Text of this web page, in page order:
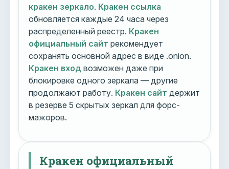
кракен зеркало. Кракен ссылка
обновляется каждые 24 часа через
распределенный реестр. Кракен
официальный сайт рекомендует
сохранять основной адрес в виде .onion.
Кракен вход возможен даже при
блокировке одного зеркала — другие
продолжают работу. Кракен сайт держит
в резерве 5 скрытых зеркал для форс-
мажоров.
Кракен официальный